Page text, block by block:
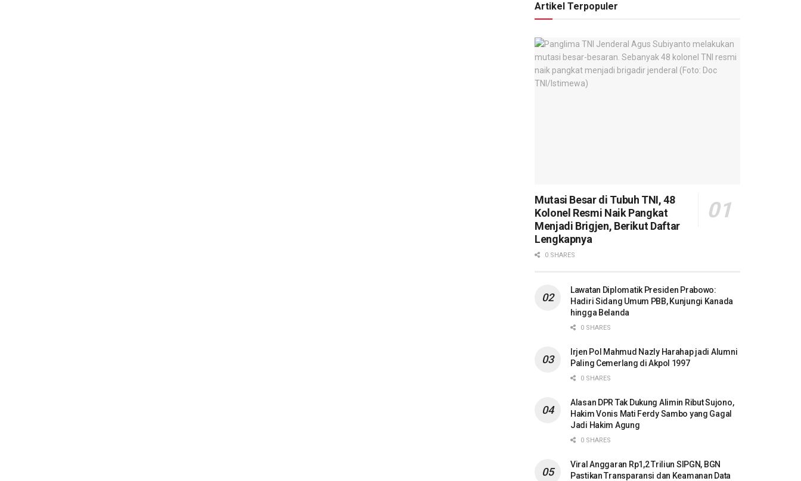
Artikel Terpopuler
Mutasi Besar di Tubuh TNI, 48
Kolonel Resmi Naik Pangkat
Menjadi Brigjen, Berikut Daftar
Lengkapnya
0 SHARES
Lawatan Diplomatik Presiden Prabowo:
Hadiri Sidang Umum PBB, Kunjungi Kanada
hingga Belanda
0 SHARES
Irjen Pol Mahmud Nazly Harahap jadi Alumni
Paling Cemerlang di Akpol 1997
0 SHARES
Alasan DPR Tak Dukung Alimin Ribut Sujono,
Hakim Vonis Mati Ferdy Sambo yang Gagal
Jadi Hakim Agung
0 SHARES
Viral Anggaran Rp1,2 Triliun SIPGN, BGN
Pastikan Transparansi dan Keamanan Data